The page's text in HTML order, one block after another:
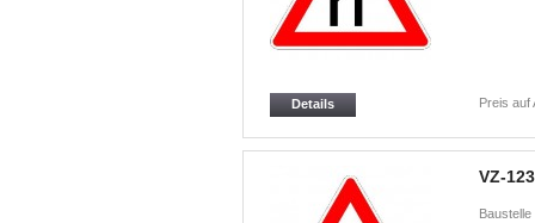
Preis auf
Details
VZ-123
Baustelle